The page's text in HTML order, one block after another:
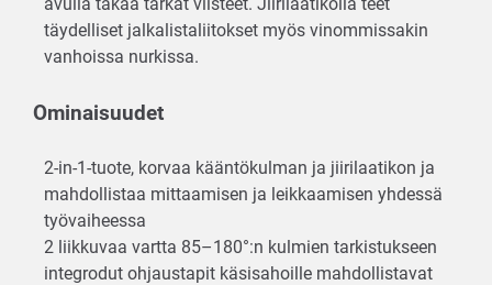
täydelliset jalkalistaliitokset myös vinommissakin
vanhoissa nurkissa.
Ominaisuudet
2-in-1-tuote, korvaa kääntökulman ja jiirilaatikon ja
mahdollistaa mittaamisen ja leikkaamisen yhdessä
työvaiheessa
2 liikkuvaa vartta 85–180°:n kulmien tarkistukseen
integrodut ohjaustapit käsisahoille mahdollistavat